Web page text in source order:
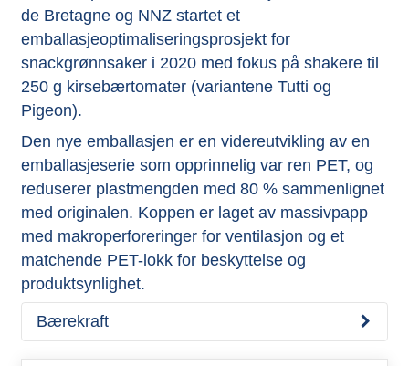
de Bretagneog NNZ startet et
emballasjeoptimaliseringsprosjekt for
snackgrønnsaker i 2020 med fokus på shakere til
250 g kirsebærtomater (variantene Tutti og
Pigeon).
Den nye emballasjen er en videreutvikling av en
emballasjeserie som opprinnelig var ren PET, og
reduserer plastmengden med 80 % sammenlignet
med originalen. Koppen er laget av massivpapp
med makroperforeringer for ventilasjon og et
matchende PET-lokk for beskyttelse og
produktsynlighet.
Bærekraft